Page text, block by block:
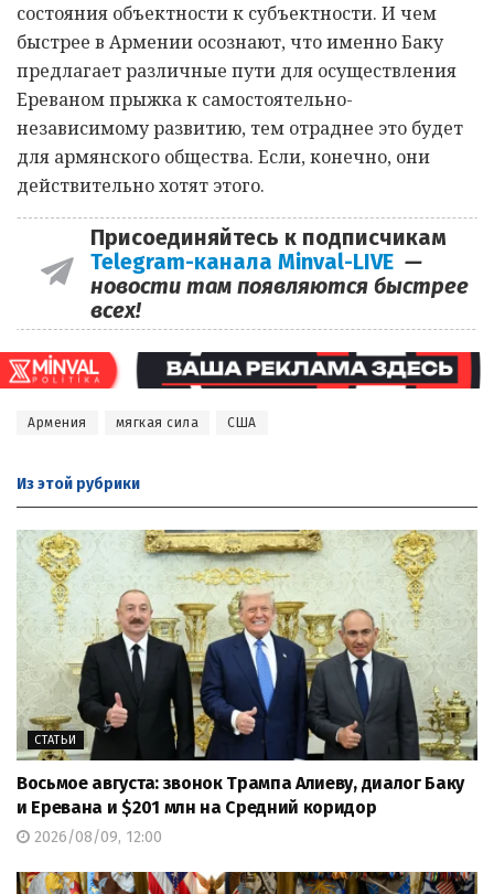
состояния объектности к субъектности. И чем
быстрее в Армении осознают, что именно Баку
предлагает различные пути для осуществления
Ереваном прыжка к самостоятельно-
независимому развитию, тем отраднее это будет
для армянского общества. Если, конечно, они
действительно хотят этого.
Присоединяйтесь к подписчикам
Telegram-канала Minval-LIVE —
новости там появляются быстрее
всех!
Армения мягкая сила США
Из этой рубрики
СТАТЬИ
Восьмое августа: звонок Трампа Алиеву, диалог Баку
и Еревана и $201 млн на Средний коридор
2026/08/09, 12:00